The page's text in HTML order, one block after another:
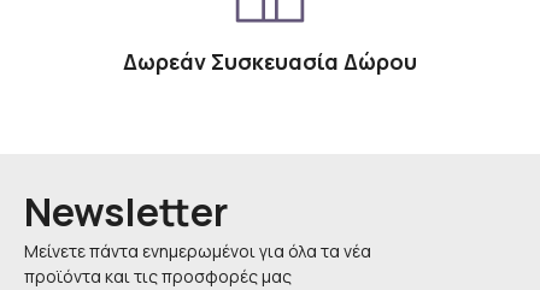
Δωρεάν Συσκευασία Δώρου
Newsletter
Μείνετε πάντα ενημερωμένοι για όλα τα νέα
προϊόντα και τις προσφορές μας